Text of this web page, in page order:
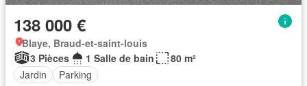
138 000 €
Blaye, Braud-et-saint-louis
3 Pièces
1 Salle de bain
80 m²
Jardin
Parking